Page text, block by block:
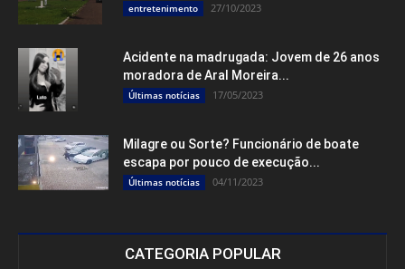
entretenimento 27/10/2023
Acidente na madrugada: Jovem de 26 anos
moradora de Aral Moreira...
Últimas notícias 17/05/2023
Milagre ou Sorte? Funcionário de boate
escapa por pouco de execução...
Últimas notícias 04/11/2023
CATEGORIA POPULAR